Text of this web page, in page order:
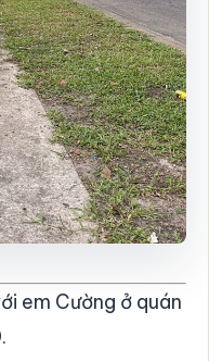
em Cường ở quán